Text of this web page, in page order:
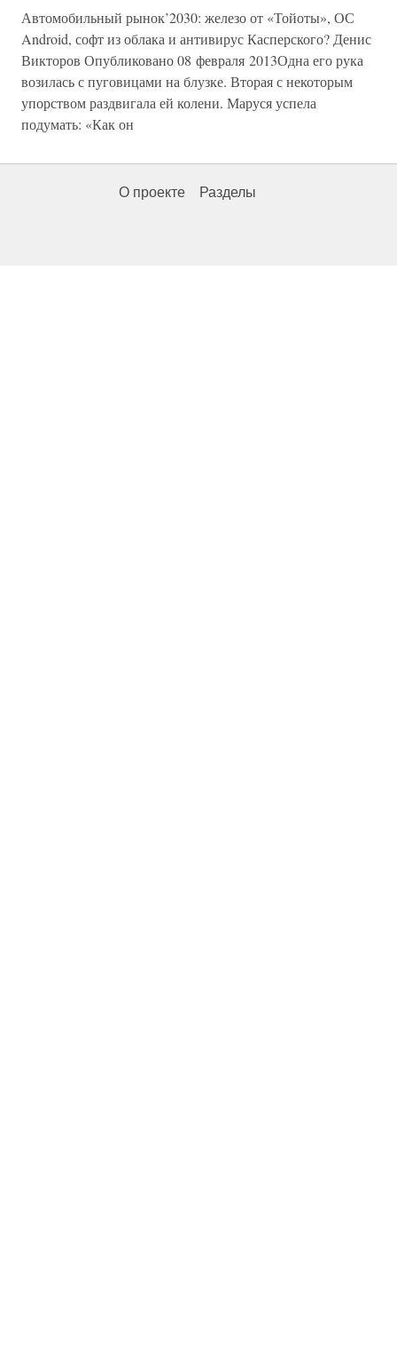
Автомобильный рынок’2030: железо от «Тойоты», ОС
Android, софт из облака и антивирус Касперского? Денис
Викторов Опубликовано 08 февраля 2013Одна его рука
возилась с пуговицами на блузке. Вторая с некоторым
упорством раздвигала ей колени. Маруся успела
подумать: «Как он
О проекте Разделы